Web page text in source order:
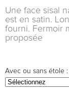
Une face sisal
est en satin.
fourni. Fermoir
proposée
Avec ou sans étole :